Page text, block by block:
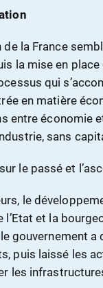
la France
la mise en place
qui
en matière
entre économie
sans
le passé et
le
et la
gouvernement
puis laissé les
les